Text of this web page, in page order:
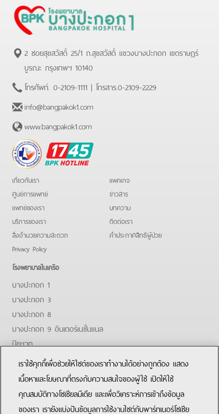
2 ซอยสุขสวัสดิ์ 25/1 ถ.สุขสวัสดิ์ แขวงบางปะกอก เขตราษฏร์
บูรณะ กรุงเทพฯ 10140
โทรศัพท์. 0-2109-1111 | โทรสาร.0-2109-2229
info@bangpakok1.com
www.bangpakok1.com
BPK
Hotline
เกี่ยวกับเรา
ศูนย์การแพทย์
แพทย์ของเรา
บริการของเรา
สิ่งอำนวยความสะดวก
Privacy Policy
แพคเกจ
ข่าวสาร
บทความ
ติดต่อเรา
คําประกาศสิทธิผู้ป่วย
โรงพยาบาลในเครือ
บางปะกอก 1
บางปะกอก 3
บางปะกอก 8
บางปะกอก 9 อินเตอร์เนชั่นแนล
ปิยะเวท
บางปะกอก-รังสิต 2
FacebookYoutubeLine
เราใช้คุกกี้เพื่อช่วยให้ไซต์ของเราทำงานได้อย่างถูกต้อง แสดง
เนื้อหาและโฆษณาที่ตรงกับความสนใจของผู้ใช้ เปิดให้ใช้
คุณสมบัติทางโซเชียลมีเดีย และเพื่อวิเคราะห์การเข้าถึงข้อมูล
ของเรา เรายังแบ่งปันข้อมูลการใช้งานไซต์กับพาร์ทเนอร์โซเชีย